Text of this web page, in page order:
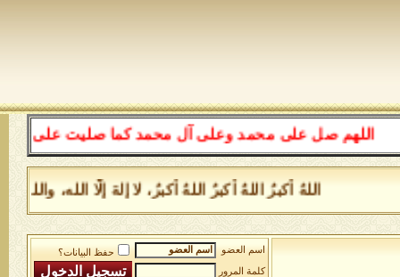
اللهم صل على محمد وعلى آل محمد كما صليت على إبراهيم
اللهُ أكبرُ اللهُ أكبرُ اللهُ أكبرُ، لا إلهَ إلَّا الله،
اسم العضو
حفظ البيانات؟
كلمة المرور